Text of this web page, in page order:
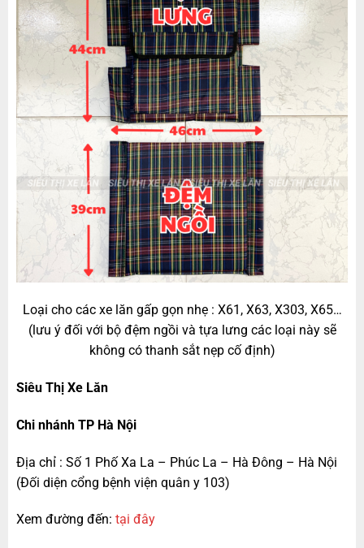
Loại cho các xe lăn gấp gọn nhẹ : X61, X63, X303, X65…
(lưu ý đối với bộ đệm ngồi và tựa lưng các loại này sẽ
không có thanh sắt nẹp cố định)
Siêu Thị Xe Lăn
Chi nhánh TP Hà Nội
Địa chỉ : Số 1 Phố Xa La – Phúc La – Hà Đông – Hà Nội
(Đối diện cổng bệnh viện quân y 103)
Xem đường đến: tại đây